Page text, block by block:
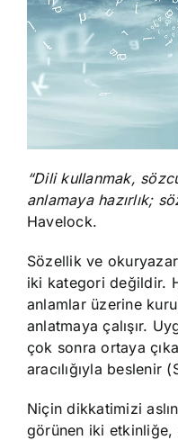
“Dili kullanmak,
anlamaya hazırlık;
Havelock.
Sözellik ve
iki kategori değildir.
anlamlar üzerine
anlatmaya çalışır.
çok sonra ortaya
aracılığıyla beslenir
Niçin dikkatimizi
görünen iki etkinliğe,